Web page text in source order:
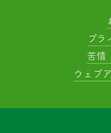
プラ
苦情
ウェブ